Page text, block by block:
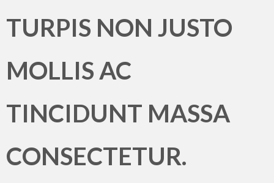
TURPIS NON JUSTO
MOLLIS AC
TINCIDUNT MASSA
CONSECTETUR.